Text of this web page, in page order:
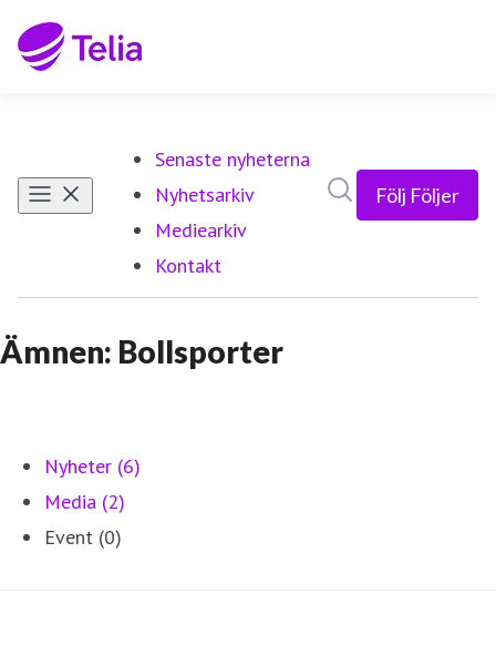
Senaste nyheterna
Nyhetsarkiv
Mediearkiv
Kontakt
Följ Följer
Ämnen: Bollsporter
Nyheter (6)
Media (2)
Event (0)